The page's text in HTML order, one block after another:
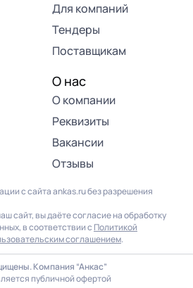
Для компаний
Тендеры
Поставщикам
О нас
О компании
Реквизиты
Вакансии
Отзывы
с сайта ankas.ru без разрешения
сайт, вы даёте согласие на обработку
в соответствии с Политикой
соглашением.
Компания “Анкас”
публичной офертой